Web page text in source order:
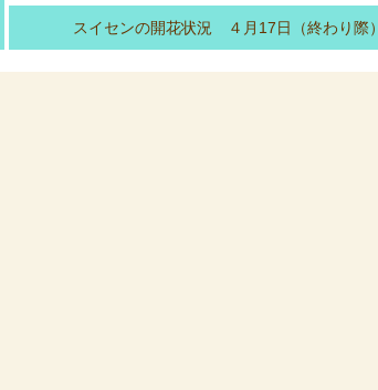
スイセンの開花状況 ４月17日（終わり際）